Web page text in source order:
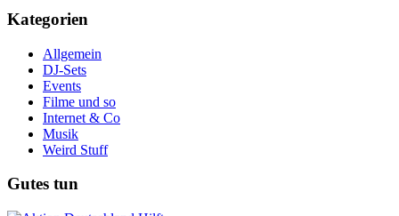
Kategorien
Allgemein
DJ-Sets
Events
Filme und so
Internet & Co
Musik
Weird Stuff
Gutes tun